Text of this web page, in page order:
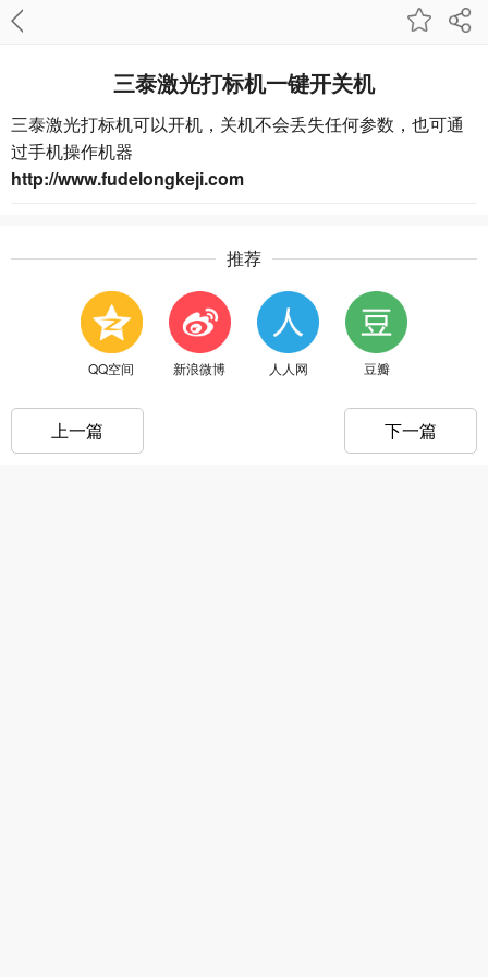
三泰激光打标机一键开关机
三泰激光打标机可以开机，关机不会丢失任何参数，也可通
过手机操作机器
http://www.fudelongkeji.com
推荐
QQ空间 新浪微博 人人网 豆瓣
上一篇 下一篇